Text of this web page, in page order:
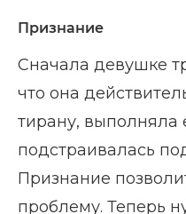
Признание
Сначала девушке
что она
тирану, выполняла
подстраивалась
Признание
проблему. Теперь